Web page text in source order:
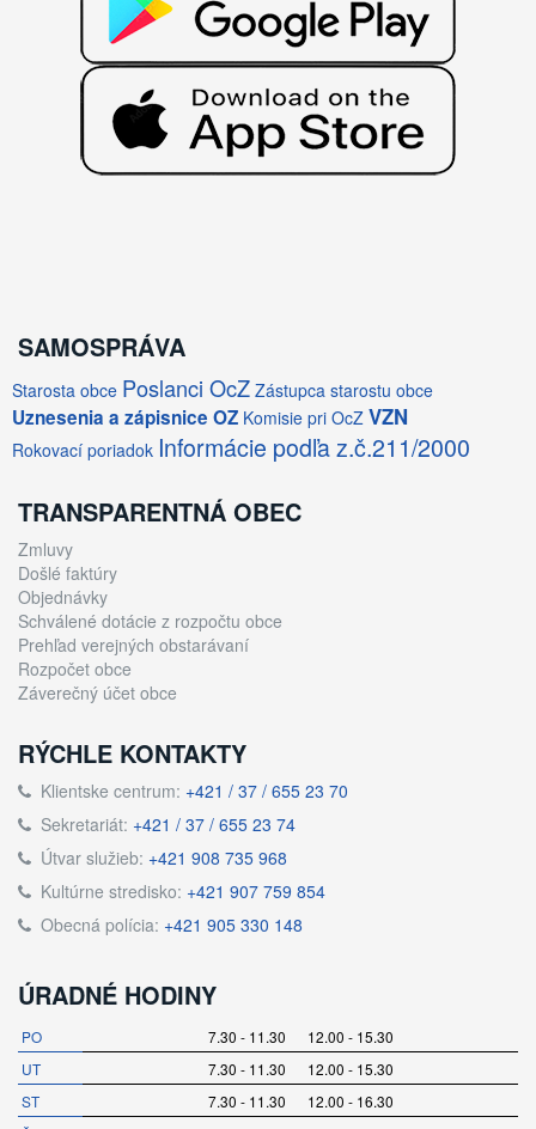
SAMOSPRÁVA
Starosta obce Poslanci OcZ Zástupca starostu obce
Uznesenia a zápisnice OZ Komisie pri OcZ VZN
Rokovací poriadok Informácie podľa z.č.211/2000
TRANSPARENTNÁ OBEC
Zmluvy
Došlé faktúry
Objednávky
Schválené dotácie z rozpočtu obce
Prehľad verejných obstarávaní
Rozpočet obce
Záverečný účet obce
RÝCHLE KONTAKTY
Klientske centrum: +421 / 37 / 655 23 70
Sekretariát: +421 / 37 / 655 23 74
Útvar služieb: +421 908 735 968
Kultúrne stredisko: +421 907 759 854
Obecná polícia: +421 905 330 148
ÚRADNÉ HODINY
PO
7.30 - 11.30 12.00 - 15.30
UT
7.30 - 11.30 12.00 - 15.30
ST
7.30 - 11.30 12.00 - 16.30